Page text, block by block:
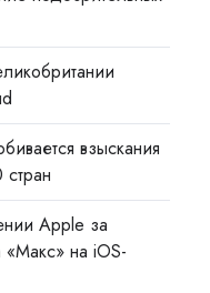
взыскания
Apple за
на iOS-